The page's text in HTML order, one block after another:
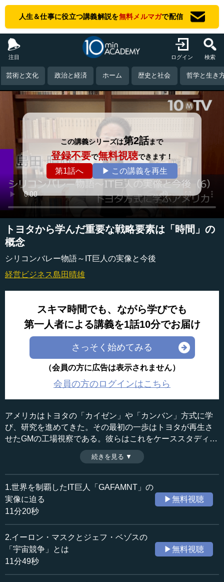
人生＆仕事に役立つ講義解説を無料メルマガで配信
注目 ログイン 検索
芸術と文化 政治と経済 ホーム 歴史と社会 哲学と生き
この講義シリーズは第2話まで
登録不要で無料視聴できます！
第1話へ ▶ この講義を再生
トヨタから学んだ重要な戦略要素は「時間」の
概念
シリコンバレー物語～IT巨人の実像と今後
経営ビジネス島田晴雄
スキマ時間でも、ながら学びでも
第一人者による講義を1話10分でお届け
さっそく始めてみる
（会員の方に広告は表示されません）
会員の方のログインはこちら
アメリカはトヨタの「カイゼン」や「カンバン」方式に学
び、研究を進めてきた。その最初の一歩はトヨタが再生さ
せたGMの工場視察である。彼らはこれをケーススタディと
するだけでなく、普遍化し、一般的に通用する理論を導き
出す。さらに、それを愚直に推進したのがアマゾンの商法
だ。そこには日本経営の進化形があった。（全7話中第6
話）
収録日：2021年7月8日
追加日：2021年12月26日
カテゴリー：
ビジネス・経営
国際
アメリカ
≪全文≫
続きを見る ▼
1.世界を制覇したIT巨人「GAFAMNT」の
実像に迫る
11分20秒
▶無料視聴
2.イーロン・マスクとジェフ・ベゾスの
「宇宙競争」とは
11分49秒
▶無料視聴